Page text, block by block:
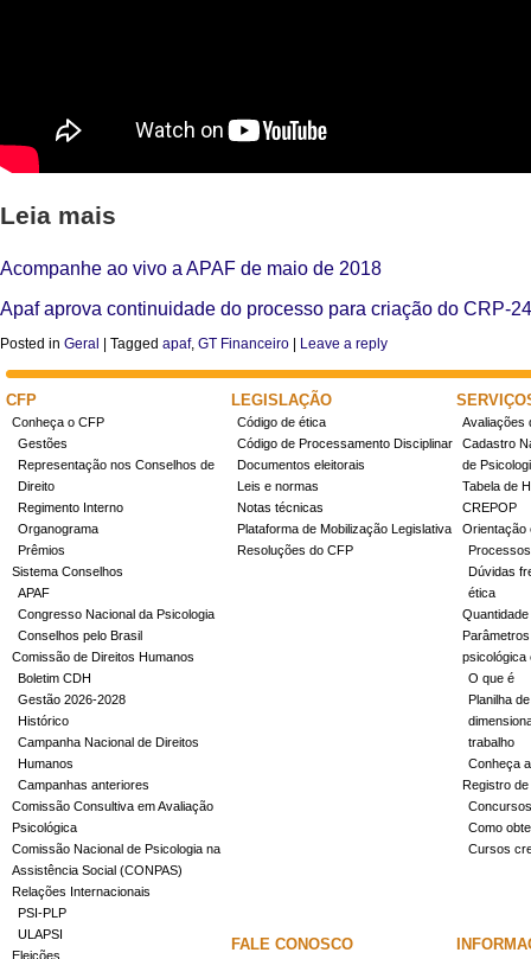
Leia mais
Acompanhe ao vivo a APAF de maio de 2018
Apaf aprova continuidade do processo para criação do CRP-24
Posted in Geral Tagged apaf, GT Financeiro Leave a reply
CFP
Conheça o CFP
Gestões
Representação nos Conselhos de
Direito
Regimento Interno
Organograma
Prêmios
Sistema Conselhos
APAF
Congresso Nacional da Psicologia
Conselhos pelo Brasil
Comissão de Direitos Humanos
Boletim CDH
Gestão 2026-2028
Histórico
Campanha Nacional de Direitos
Humanos
Campanhas anteriores
Comissão Consultiva em Avaliação
Psicológica
Comissão Nacional de Psicologia na
Assistência Social (CONPAS)
Relações Internacionais
PSI-PLP
ULAPSI
Eleições
LEGISLAÇÃO
Código de ética
Código de Processamento Disciplinar
Documentos eleitorais
Leis e normas
Notas técnicas
Plataforma de Mobilização Legislativa
Resoluções do CFP
Avaliações
Cadastro
de
Tabela de
CREPOP
Orientação
Dúvidas
ética
psicológica
O que é
Planilha
trabalho
Conheça
Registro
Concursos
Como
Cursos
FALE CONOSCO